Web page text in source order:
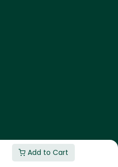
Add to Cart